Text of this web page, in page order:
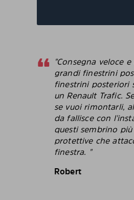
"Consegna veloce
grandi finestrini
finestrini posteriori
un Renault Trafic.
se vuoi rimontarli,
da fallisce con
questi sembrino
protettive che
finestra. "
Robert